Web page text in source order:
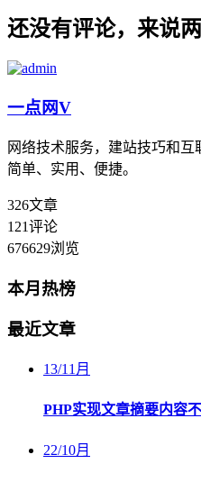
还没有评论，来说
一点网V
网络技术服务，建站技巧和互
简单、实用、便捷。
326文章
121评论
676629浏览
本月热榜
最近文章
13/11月
PHP实现文章摘要内容
22/10月